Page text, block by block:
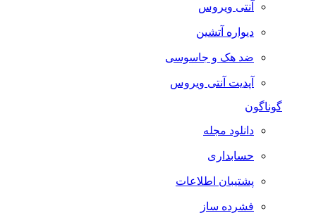
آنتی ویروس
دیواره آتشین
ضد هک و جاسوسی
آپدیت آنتی ویروس
گوناگون
دانلود مجله
حسابداری
پشتیبان اطلاعات
فشرده ساز